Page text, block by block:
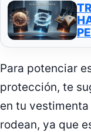
Para potenciar
protección, te
en tu
rodean, ya que